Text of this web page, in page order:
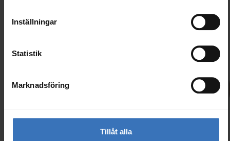
Inställningar
Statistik
Marknadsföring
Tillåt alla